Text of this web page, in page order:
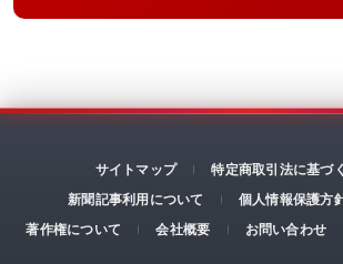
サイトマップ
特定商取引法に基づ
新聞記事利用について
個人情報保護方
著作権について
会社概要 お問い合わせ